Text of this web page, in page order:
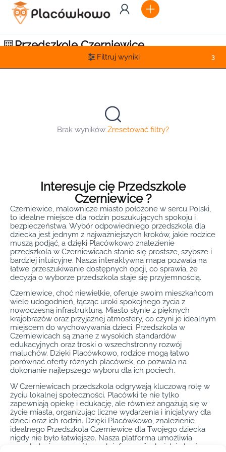
Przedszkole Czerniewice
Filtruj wyniki 3
Brak wyników Zresetować filtry?
Interesuje cię Przedszkole
Czerniewice ?
Czerniewice, malownicze miasto położone w sercu Polski,
to idealne miejsce dla rodzin poszukujących spokoju i
bezpieczeństwa. Wybór odpowiedniego przedszkola dla
dziecka jest jednym z najważniejszych kroków, jakie rodzice
muszą podjąć, a dzięki Placówkowo znalezienie
przedszkola w Czerniewicach stanie się prostsze, szybsze i
bardziej intuicyjne. Nasza interaktywna mapa pozwala na
łatwe przeszukiwanie dostępnych opcji, co sprawia, że
decyzja o wyborze przedszkola staje się przyjemnością.
Czerniewice, choć niewielkie, oferuje swoim mieszkańcom
wiele udogodnień, łącząc uroki spokojnego życia z
nowoczesną infrastrukturą. Miasto słynie z pięknych
krajobrazów oraz przyjaznej atmosfery, co czyni je idealnym
miejscem do wychowywania dzieci. Przedszkola w
Czerniewicach są znane z wysokich standardów
edukacyjnych oraz troski o wszechstronny rozwój
maluchów. Dzięki Placówkowo, rodzice mogą łatwo
porównać oferty różnych placówek, co pozwala na
dokonanie najlepszego wyboru dla ich pociech.
W Czerniewicach przedszkola odgrywają kluczową rolę w
życiu lokalnej społeczności. Placówki te nie tylko
zapewniają opiekę i edukację, ale również angażują się w
życie miasta, organizując liczne wydarzenia i inicjatywy dla
dzieci oraz ich rodzin. Dzięki Placówkowo, znalezienie
idealnego Przedszkola Czerniewice dla Twojego dziecka
nigdy nie było łatwiejsze. Nasza platforma umożliwia
przeglądanie szczegółowych informacji o każdej placówce,